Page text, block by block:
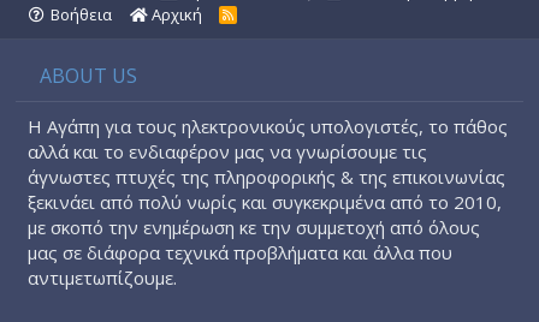
Βοήθεια
Αρχική
R
ABOUT US
Η Αγάπη για τους ηλεκτρονικούς υπολογιστές, το πάθος
αλλά και το ενδιαφέρον μας να γνωρίσουμε τις
άγνωστες πτυχές της πληροφορικής & της επικοινωνίας
ξεκινάει από πολύ νωρίς και συγκεκριμένα από το 2010,
με σκοπό την ενημέρωση κε την συμμετοχή από όλους
μας σε διάφορα τεχνικά προβλήματα και άλλα που
αντιμετωπίζουμε.